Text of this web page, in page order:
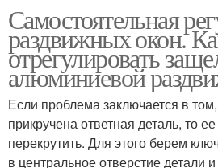
Самостоятельная
раздвижных окон.
отрегулировать
алюминиевой
Если проблема заключается в
прикручена ответная деталь, то
перекрутить. Для этого берем
в центральное отверстие детали